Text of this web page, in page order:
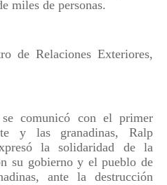
miles de personas.
de Relaciones Exteriores,
comunicó con el primer
y las granadinas, Ralp
la solidaridad de la
su gobierno y el pueblo de
ante la destrucción